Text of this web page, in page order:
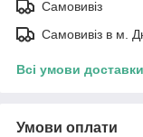
Самовивіз
Самовивіз в м.
Всі умови доставки
Умови оплати